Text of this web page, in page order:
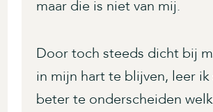
maar die is niet van mij.
Door toch steeds dicht bij
in mijn hart te blijven, leer ik
beter te onderscheiden